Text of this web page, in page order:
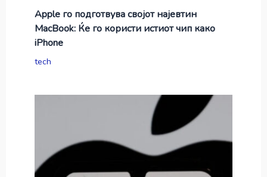
Apple го подготвува својот најевтин
MacBook: Ќе го користи истиот чип како
iPhone
tech